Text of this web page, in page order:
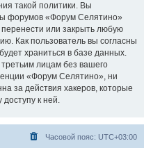
такой политики. Вы
форумов «Форум Селятино»
или закрыть любую
Как пользователь вы согласны
храниться в базе данных.
лицам без вашего
«Форум Селятино», ни
за действия хакеров, которые
доступу к ней.
Часовой пояс: UTC+03:00